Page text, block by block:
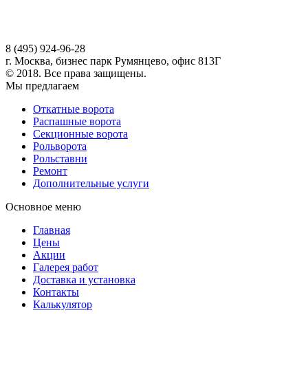
8 (495) 924-96-28
г. Москва, бизнес парк Румянцево, офис 813Г
© 2018. Все права защищены.
Мы предлагаем
Откатные ворота
Распашные ворота
Секционные ворота
Рольворота
Рольставни
Ремонт
Дополнительные услуги
Основное меню
Главная
Цены
Акции
Галерея работ
Доставка и установка
Контакты
Калькулятор